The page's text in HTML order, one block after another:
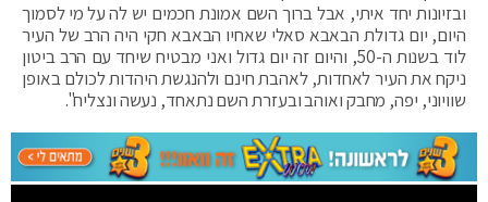
ובזיונות יחד איתי, אבל ברוך השם אמונת חכמים יש לה על מי לסמוך
היום, יום גדולת הבאבא סאלי שאחיו הבאבא חקי היה הרב של העיר
לוד בשנות ה-50, והיום זה יום גדול ואני מבטיח שיחד עם הרב ביטון
ניקח את העיר לאחדות, לאהבת חינם ולהנגשת היהדות לכולם באופן
שוויוני, יפה, מחבק ואוהב ובעזרת השם נתאחד, נעשה ונצליח".